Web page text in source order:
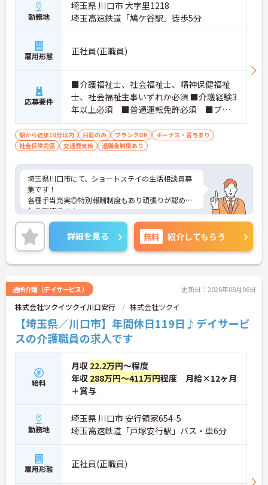
収入として還元されます。
・業務への取り組みやチームへの貢献度が公正に評
【毎朝のミーティングで情報共有を徹底し、職種の
垣根を超えて協力し合える環境です】
・スタッフ全員で毎朝お客様の体調や業務連絡を丁
寧に共有することで、チーム全体でスムーズに連携
できる体制が構築されています。
・困った時もすぐに相談してフォローし合える風通
しの良い職場となっており、平均勤続年数7.2年とい
う高い定着率につながっています。
り、確実なキャリアアップが目指せます】
・介護職から生活相談員やケアマネジャー、施設長
へと進む多彩なキャリアパスが用意されており、長
期的な目標を持って成長できます。
・資格取得に向けた研修や講習は勤務時間内で受講
できる場合が多く、プライベートの負担を抑えなが
ら着実に専門性を高められます。
【リフレッシュ休暇17日や自由な身だしなみ規定
で、自分らしく無理なく続けられる体制です】
ュ休暇が支給されるため、しっかりと休息を取りな
がらオンオフのメリハリをつけて働けます。
・髪色やネイルなどが原則自由となっており、定年
65歳・再雇用70歳までの継続雇用制度のもとで、ご
自身のスタイルを保ちながら末永く活躍できます。
勤務地
埼玉県 川口市 大字里1218
埼玉高速鉄道「鳩ケ谷駅」徒歩5分
雇用形態 正社員(正職員)
応募要件
■介護福祉士、社会福祉士、精神保健福祉
士、社会福祉主事いずれか必須 ■介護経験3
年以上必須 ■普通運転免許必須 ■ブラ
ンク可能
駅から徒歩10分以内 日勤のみ ブランクOK
ボーナス・賞与あり
社会保険完備
交通費支給 退職金制度あり
埼玉県川口市にて、ショートステイの生活相談員募
集です！
各種手当充実◎特別報酬制度もあり頑張りが認めら
れる環境です♪
ご興味のある方には、面接対策ポイントなどさらに
詳細をお話いたしますので、お気軽にご相談くださ
い。
詳細を見る 無料 紹介してもらう
通所介護（デイサービス） 更新日：2026年08月06日
株式会社ツクイツクイ川口安行 株式会社ツクイ
【埼玉県／川口市】年間休日119日♪デイサービ
スの介護職員の求人です
給料
月収 22.2万円～程度
年収 288万円～411万円程度 月給×12ヶ月
＋賞与
勤務地
埼玉県 川口市 安行領家654-5
埼玉高速鉄道「戸塚安行駅」バス・車6分
雇用形態 正社員(正職員)